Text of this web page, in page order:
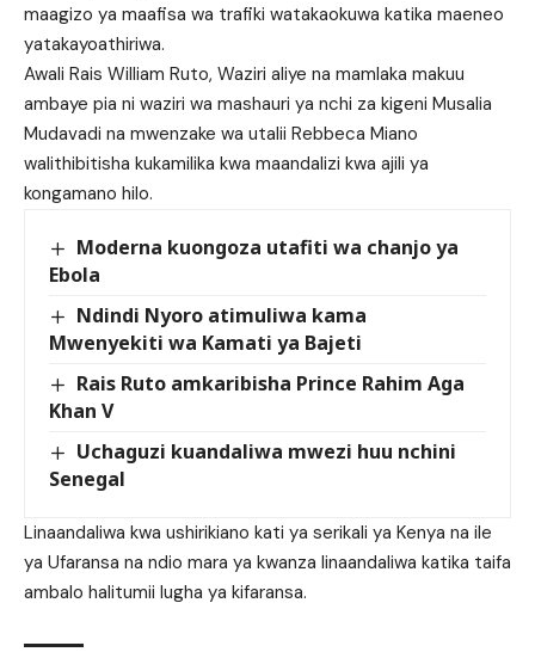
maagizo ya maafisa wa trafiki watakaokuwa katika maeneo
yatakayoathiriwa.
Awali Rais William Ruto, Waziri aliye na mamlaka makuu
ambaye pia ni waziri wa mashauri ya nchi za kigeni Musalia
Mudavadi na mwenzake wa utalii Rebbeca Miano
walithibitisha kukamilika kwa maandalizi kwa ajili ya
kongamano hilo.
Moderna kuongoza utafiti wa chanjo ya
Ebola
Ndindi Nyoro atimuliwa kama
Mwenyekiti wa Kamati ya Bajeti
Rais Ruto amkaribisha Prince Rahim Aga
Khan V
Uchaguzi kuandaliwa mwezi huu nchini
Senegal
Linaandaliwa kwa ushirikiano kati ya serikali ya Kenya na ile
ya Ufaransa na ndio mara ya kwanza linaandaliwa katika taifa
ambalo halitumii lugha ya kifaransa.